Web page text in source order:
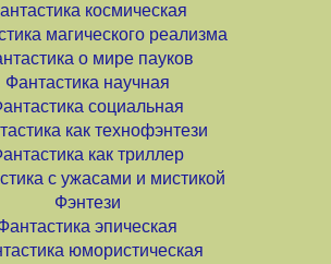
космическая
магического реализма
о мире пауков
Фантастика научная
социальная
как технофэнтези
как триллер
с ужасами и мистикой
Фэнтези
эпическая
юмористическая